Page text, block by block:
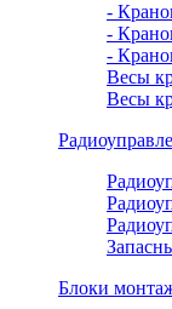
-
-
-
Весы
Весы
Блоки